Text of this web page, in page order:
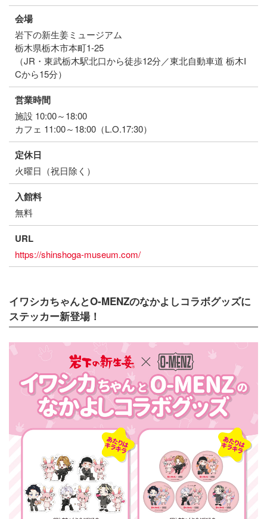
会場
岩下の新生姜ミュージアム
栃木県栃木市本町1-25
（JR・東武栃木駅北口から徒歩12分／東北自動車道 栃木I
Cから15分）
営業時間
施設 10:00～18:00
カフェ 11:00～18:00（L.O.17:30）
定休日
火曜日（祝日除く）
入館料
無料
URL
https://shinshoga-museum.com/
イワシカちゃんとO-MENZのなかよしコラボグッズに
ステッカー新登場！